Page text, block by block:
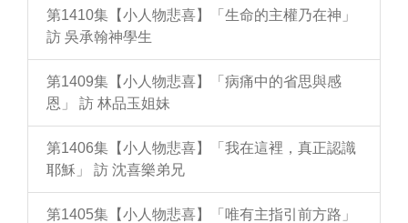
第1410集【小人物悲喜】「生命的主權乃在神」
訪 吳承翰神學生
第1409集【小人物悲喜】「病痛中的省思與感
恩」 訪 林品玉姐妹
第1406集【小人物悲喜】「我在這裡，真正認識
耶穌」 訪 沈喜樂弟兄
第1405集【小人物悲喜】「唯有主指引前方路」